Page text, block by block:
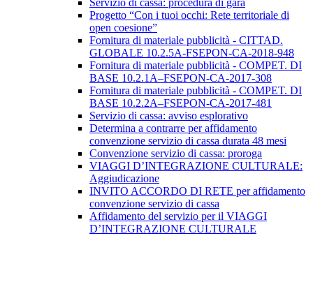
Servizio di cassa: procedura di gara
Progetto “Con i tuoi occhi: Rete territoriale di
open coesione”
Fornitura di materiale pubblicità - CITTAD.
GLOBALE 10.2.5A-FSEPON-CA-2018-948
Fornitura di materiale pubblicità - COMPET. DI
BASE 10.2.1A–FSEPON-CA-2017-308
Fornitura di materiale pubblicità - COMPET. DI
BASE 10.2.2A–FSEPON-CA-2017-481
Servizio di cassa: avviso esplorativo
Determina a contrarre per affidamento
convenzione servizio di cassa durata 48 mesi
Convenzione servizio di cassa: proroga
VIAGGI D’INTEGRAZIONE CULTURALE:
Aggiudicazione
INVITO ACCORDO DI RETE per affidamento
convenzione servizio di cassa
Affidamento del servizio per il VIAGGI
D’INTEGRAZIONE CULTURALE